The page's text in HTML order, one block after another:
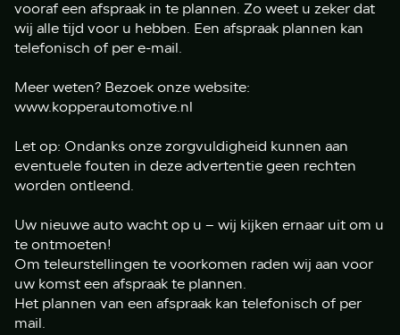
vooraf een afspraak in te plannen. Zo weet u zeker dat
wij alle tijd voor u hebben. Een afspraak plannen kan
telefonisch of per e-mail.
Meer weten? Bezoek onze website:
www.kopperautomotive.nl
Let op: Ondanks onze zorgvuldigheid kunnen aan
eventuele fouten in deze advertentie geen rechten
worden ontleend.
Uw nieuwe auto wacht op u – wij kijken ernaar uit om u
te ontmoeten!
Om teleurstellingen te voorkomen raden wij aan voor
uw komst een afspraak te plannen.
Het plannen van een afspraak kan telefonisch of per
mail.